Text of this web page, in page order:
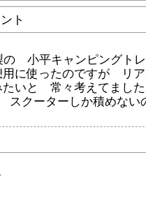
ト
小平キャンピングトレ
用に使ったのですが リ
いと 常々考えてまし
スクーターしか積めな